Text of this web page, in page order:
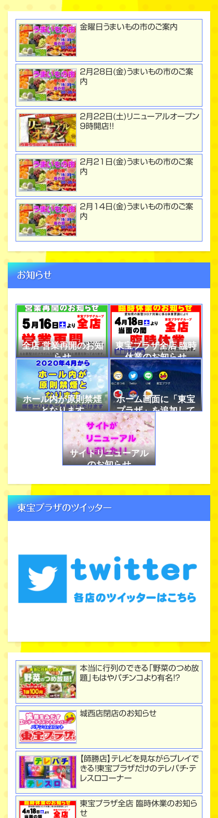
金曜日うまいもの市のご案内
２月２8日(金)うまいもの市のご案
内
２月２２日(土)リニューアルオープン
９時開店！！
２月２１日(金)うまいもの市のご案
内
２月１４日(金)うまいもの市のご案
内
お知らせ
全店 営業再開のお知
らせ
東宝プラザ全店 臨時
休業のお知らせ
ホール内が原則禁煙
となります
ホーム画面に「東宝
プラザ」を追加して
アプリのように使お
う！
サイトリニューアル
のお知らせ
東宝プラザのツイッター
本当に行列のできる「野菜のつめ放
題」もはやパチンコより有名！？
城西店閉店のお知らせ
【師勝店】テレビを見ながらプレイで
きる！東宝プラザだけのテレパチ・テ
レスロコーナー
東宝プラザ全店 臨時休業のお知ら
せ